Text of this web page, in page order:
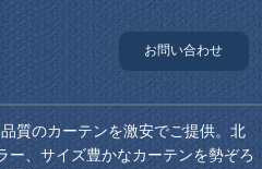
お問い合わせ
質のカーテンを激安でご提供。北
ー、サイズ豊かなカーテンを勢ぞろ